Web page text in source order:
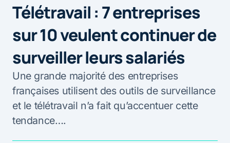
Télétravail : 7 entreprises
sur 10 veulent continuer de
surveiller leurs salariés
Une grande majorité des entreprises
françaises utilisent des outils de surveillance
et le télétravail n’a fait qu’accentuer cette
tendance….